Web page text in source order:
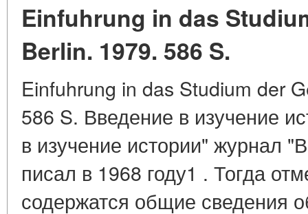
Einfuhrung in das
Berlin. 1979. 586 S.
Einfuhrung in das Studium der
586 S. Введение в изучение
в изучение истории" журнал
писал в 1968 году1 . Тогда
содержатся общие сведения